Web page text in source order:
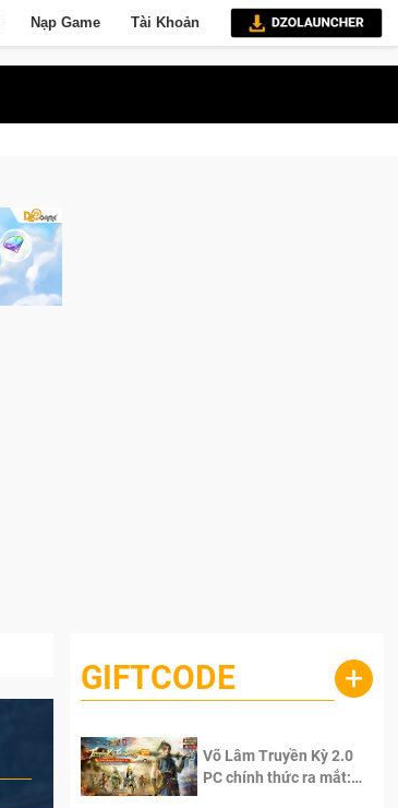
Nạp Game Tài Khoản
GIFTCODE +
Võ Lâm Truyền Kỳ 2.0
PC chính thức ra mắt: